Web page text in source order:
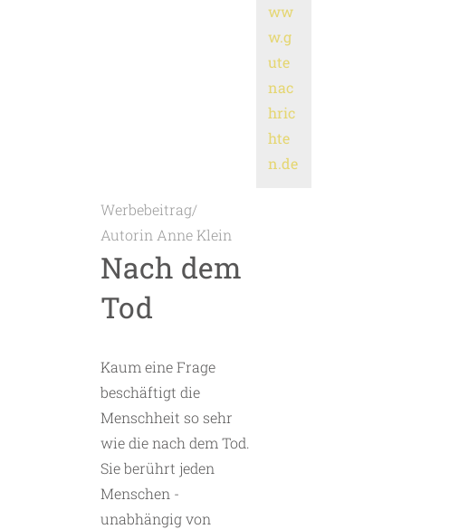
ww
w.g
ute
nac
hric
hte
n.de
Werbebeitrag/
Autorin Anne Klein
Nach dem
Tod
Kaum eine Frage
beschäftigt die
Menschheit so sehr
wie die nach dem Tod.
Sie berührt jeden
Menschen ­
unabhängig von